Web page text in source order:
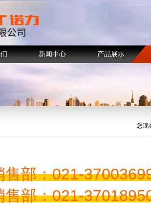
新闻中心 产品展示
您现
售部：021-
售部：021-